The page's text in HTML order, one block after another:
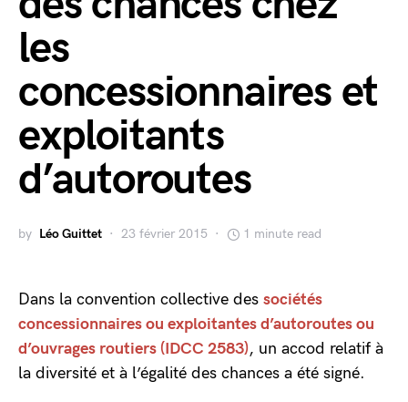
les
concessionnaires et
exploitants
d’autoroutes
by Léo Guittet 23 février 2015 1 minute read
Dans la convention collective des sociétés
concessionnaires ou exploitantes d’autoroutes ou
d’ouvrages routiers (IDCC 2583), un accod relatif à
la diversité et à l’égalité des chances a été signé.